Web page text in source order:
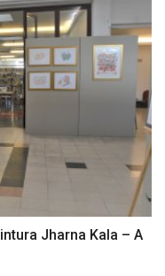
Jharna Kala – A